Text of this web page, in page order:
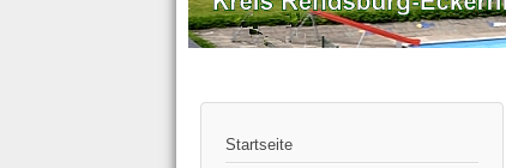
Startseite